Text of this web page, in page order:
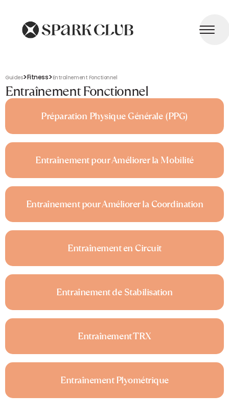
Guides>Fitness>Entraînement Fonctionnel
Entraînement Fonctionnel
Préparation Physique Générale (PPG)
Entraînement pour Améliorer la Mobilité
Entraînement pour Améliorer la Coordination
Entraînement en Circuit
Entraînement de Stabilisation
Entraînement TRX
Entraînement Plyométrique